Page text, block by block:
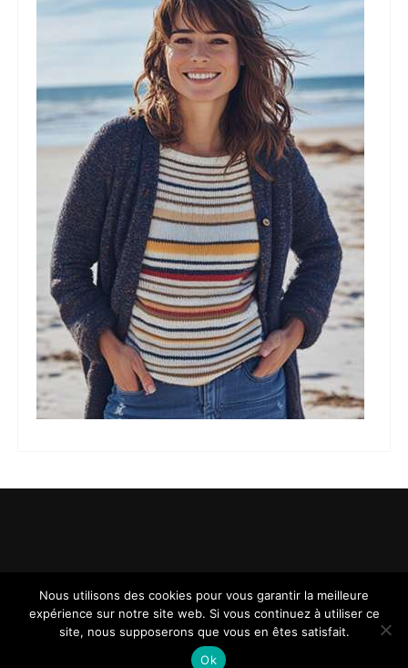
Nous utilisons des cookies pour vous garantir la meilleure
expérience sur notre site web. Si vous continuez à utiliser ce
site, nous supposerons que vous en êtes satisfait.
Ok